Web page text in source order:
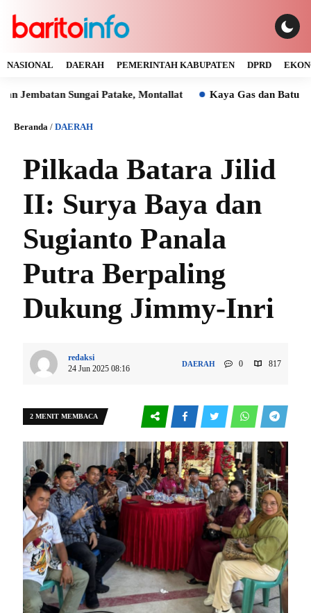
NASIONAL DAERAH PEMERINTAH KABUPATEN DPRD
Sungai Patake, Montallat Kaya Gas dan Batu Bara
Beranda / DAERAH
Pilkada Batara Jilid
II: Surya Baya dan
Sugianto Panala
Putra Berpaling
Dukung Jimmy-Inri
redaksi
24 Jun 2025 08:16
DAERAH 0 817
2 MENIT MEMBACA